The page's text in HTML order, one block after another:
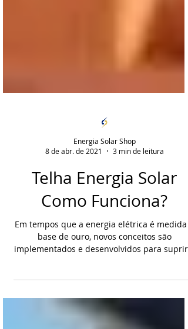
Energia Solar Shop
8 de abr. de 2021
3 min de leitura
Telha Energia Solar
Como Funciona?
Em tempos que a energia elétrica é medida a
implementados e desenvolvidos para suprir
demanda deste...